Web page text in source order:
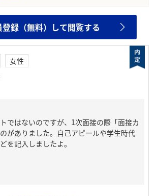
登録（無料）して閲覧する
女性
ではないのですが、1次面接の際「面接カ
がありました。自己アピールや学生時代
を記入しましたよ。